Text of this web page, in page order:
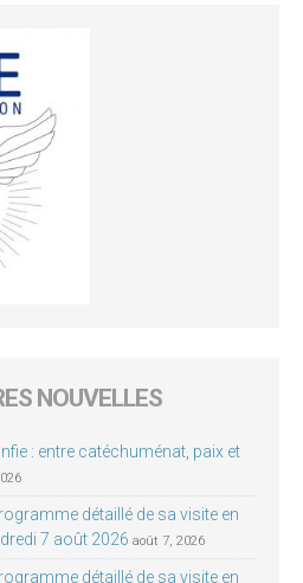
NOUVELLES
: entre catéchuménat, paix et
détaillé de sa visite en
7 août 2026 août 7, 2026
détaillé de sa visite en